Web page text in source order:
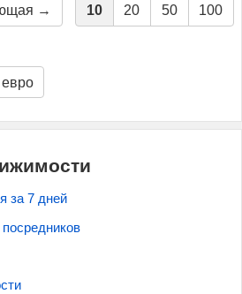
→ 10 20 50 100
за 7 дней